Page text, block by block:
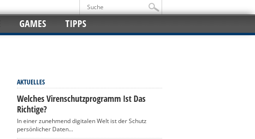
GAMES TIPPS
AKTUELLES
Welches Virenschutzprogramm Ist Das
Richtige?
In einer zunehmend digitalen Welt ist der Schutz
persönlicher Daten...